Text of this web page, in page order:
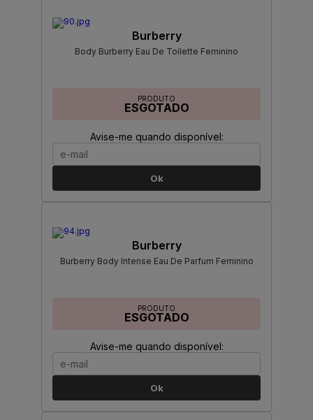
Burberry
Body Burberry Eau De Toilette Feminino
PRODUTO
ESGOTADO
Avise-me quando disponível:
Ok
Burberry
Burberry Body Intense Eau De Parfum Feminino
PRODUTO
ESGOTADO
Avise-me quando disponível:
Ok